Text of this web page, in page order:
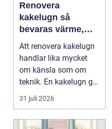
Renovera
kakelugn så
bevaras värme,
historia och
trygghet
Att renovera kakelugn
handlar lika mycket
om känsla som om
teknik. En kakelugn ger
stilla värme, däm...
31 juli 2026